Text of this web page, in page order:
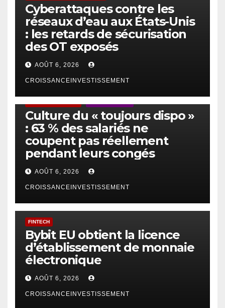
Cyberattaques contre les
réseaux d’eau aux États-Unis
: les retards de sécurisation
des OT exposés
AOÛT 6, 2026
CROISSANCEINVESTISSEMENT
Culture du « toujours dispo »
: 63 % des salariés ne
coupent pas réellement
pendant leurs congés
AOÛT 6, 2026
CROISSANCEINVESTISSEMENT
FINTECH
Bybit EU obtient la licence
d’établissement de monnaie
électronique
AOÛT 6, 2026
CROISSANCEINVESTISSEMENT